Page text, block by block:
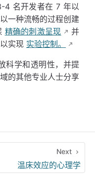
4 名开发者在 7 年以
一种流畅的过程创建
精确的刺激呈现
并
实现 实验控制。
科学和透明性，并提
的其他专业人士分享
Next
温床效应的心理学